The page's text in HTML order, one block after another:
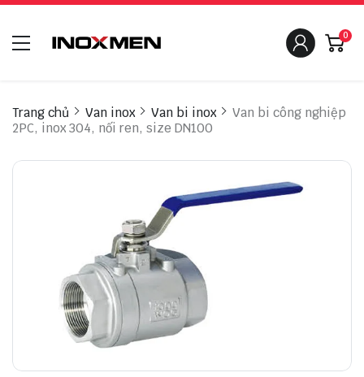
0
Trang chủ Van inox Van bi inox
Van bi công nghiệp
2PC, inox 304, nối ren, size DN100